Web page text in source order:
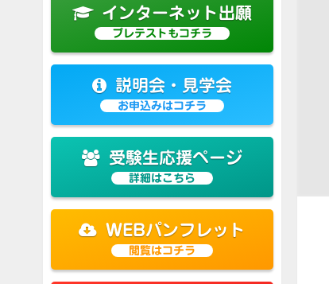
インターネット出願
プレテストもコチラ
説明会・見学会
お申込みはコチラ
受験生応援ページ
詳細はこちら
WEBパンフレット
閲覧はコチラ